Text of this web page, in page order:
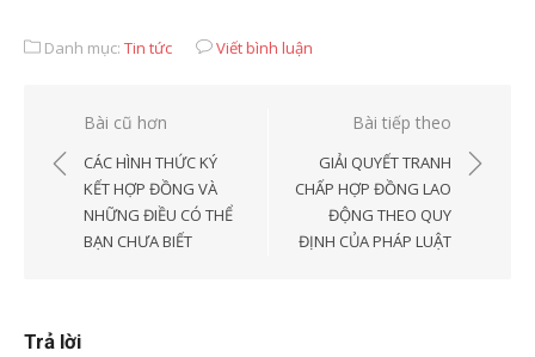
Danh mục: Tin tức Viết bình luận
Điều
hướng
viết
Bài cũ hơn
CÁC HÌNH THỨC KÝ
KẾT HỢP ĐỒNG VÀ
NHỮNG ĐIỀU CÓ THỂ
BẠN CHƯA BIẾT
Bài tiếp theo
GIẢI QUYẾT TRANH
CHẤP HỢP ĐỒNG LAO
ĐỘNG THEO QUY
ĐỊNH CỦA PHÁP LUẬT
Trả lời